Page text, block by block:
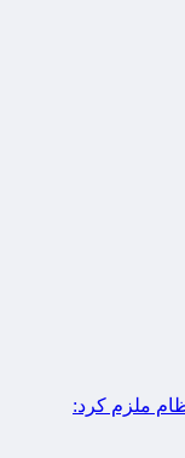
ملزم کرد: